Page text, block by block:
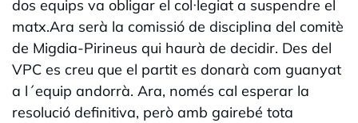
dos equips va obligar el col·legiat a suspendre el
matx.Ara serà la comissió de disciplina del comitè
de Migdia-Pirineus qui haurà de decidir. Des del
VPC es creu que el partit es donarà com guanyat
a l´equip andorrà. Ara, només cal esperar la
resolució definitiva, però amb gairebé tota